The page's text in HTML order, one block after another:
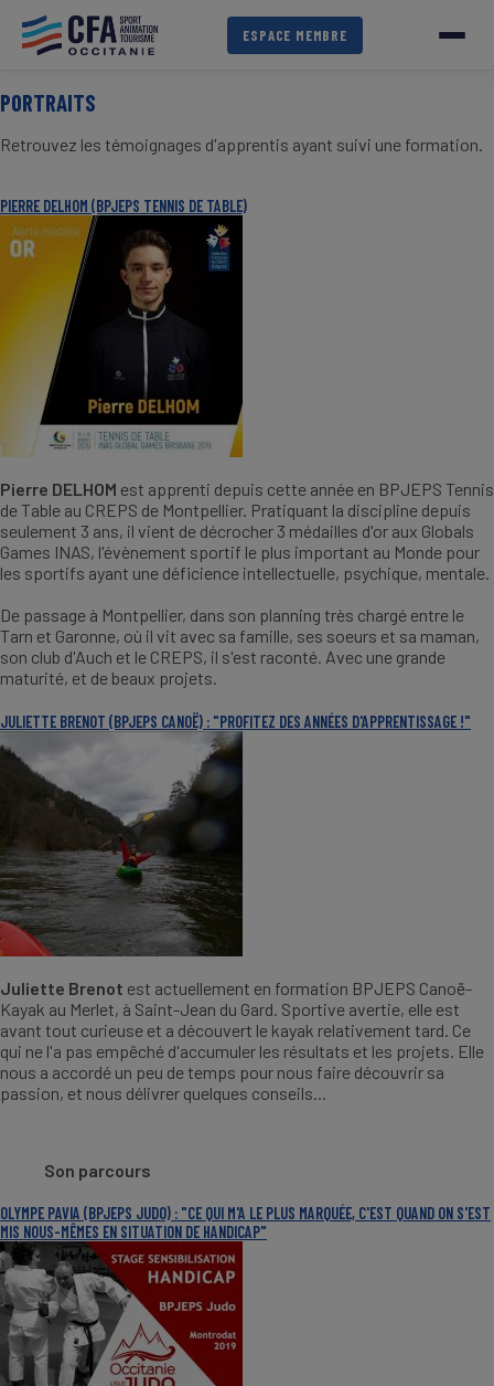
contenu
ESPACE MEMBRE
PORTRAITS
Retrouvez les témoignages d'apprentis ayant suivi une formation.
PIERRE DELHOM (BPJEPS TENNIS DE TABLE)
Pierre DELHOM est apprenti depuis cette année en BPJEPS Tennis
de Table au CREPS de Montpellier. Pratiquant la discipline depuis
seulement 3 ans, il vient de décrocher 3 médailles d'or aux Globals
Games INAS, l'évènement sportif le plus important au Monde pour
les sportifs ayant une déficience intellectuelle, psychique, mentale.
De passage à Montpellier, dans son planning très chargé entre le
Tarn et Garonne, où il vit avec sa famille, ses soeurs et sa maman,
son club d'Auch et le CREPS, il s'est raconté. Avec une grande
maturité, et de beaux projets.
JULIETTE BRENOT (BPJEPS CANOË) : "PROFITEZ DES ANNÉES D'APPRENTISSAGE !"
Juliette Brenot est actuellement en formation BPJEPS Canoë-
Kayak au Merlet, à Saint-Jean du Gard. Sportive avertie, elle est
avant tout curieuse et a découvert le kayak relativement tard. Ce
qui ne l'a pas empêché d'accumuler les résultats et les projets. Elle
nous a accordé un peu de temps pour nous faire découvrir sa
passion, et nous délivrer quelques conseils...
Son parcours
OLYMPE PAVIA (BPJEPS JUDO) : "CE QUI M'A LE PLUS MARQUÉE, C'EST QUAND ON S'EST
MIS NOUS-MÊMES EN SITUATION DE HANDICAP"